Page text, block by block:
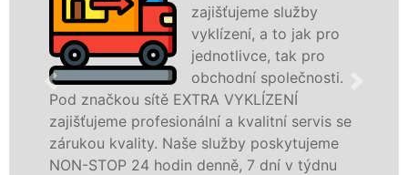
prostřednictvím
franchisových poboček
levné, přesto kvalitní a
profesionální vyklízecí práce
ve Vsetíně a okolí. Poskytujeme tuto službu
jak fyzickým, tak právnickým osobám se
zárukou kvalitně odvedené práce, a to NON-
STOP bez dalších příplatků.